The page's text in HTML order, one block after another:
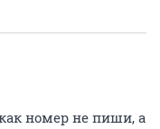
номер не пиши, а